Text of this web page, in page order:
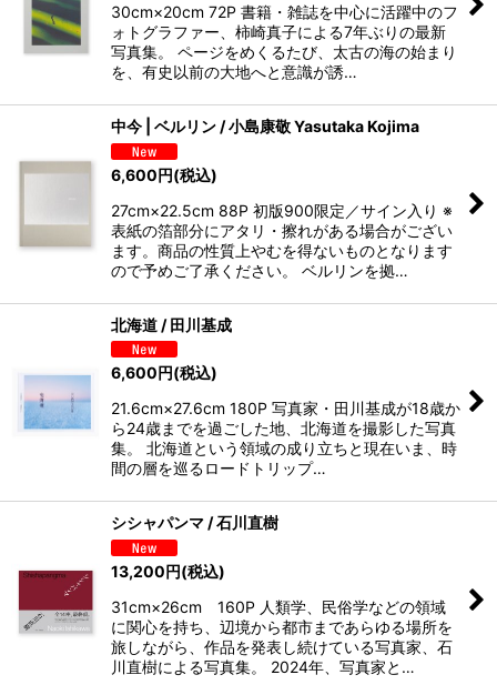
30cm×20cm 72P 書籍・雑誌を中心に活躍中のフ
ォトグラファー、柿崎真子による7年ぶりの最新
写真集。 ページをめくるたび、太古の海の始まり
を、有史以前の大地へと意識が誘…
中今 | ベルリン / 小島康敬 Yasutaka Kojima
6,600円(税込)
27cm×22.5cm 88P 初版900限定／サイン入り ※
表紙の箔部分にアタリ・擦れがある場合がござい
ます。商品の性質上やむを得ないものとなります
ので予めご了承ください。 ベルリンを拠…
北海道 / 田川基成
6,600円(税込)
21.6cm×27.6cm 180P 写真家・田川基成が18歳か
ら24歳までを過ごした地、北海道を撮影した写真
集。 北海道という領域の成り立ちと現在いま、時
間の層を巡るロードトリップ…
シシャパンマ / 石川直樹
13,200円(税込)
31cm×26cm 160P 人類学、民俗学などの領域
に関心を持ち、辺境から都市まであらゆる場所を
旅しながら、作品を発表し続けている写真家、石
川直樹による写真集。 2024年、写真家と…